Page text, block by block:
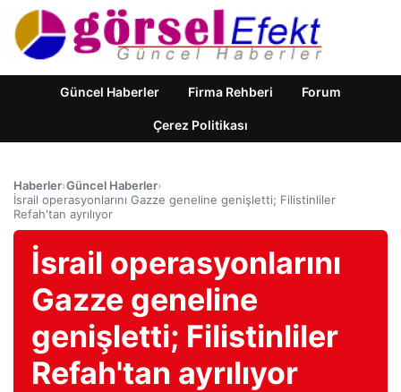
Güncel Haberler Firma Rehberi Forum
Çerez Politikası
Haberler›Güncel Haberler›
İsrail operasyonlarını Gazze geneline genişletti; Filistinliler
Refah'tan ayrılıyor
İsrail operasyonlarını
Gazze geneline
genişletti; Filistinliler
Refah'tan ayrılıyor